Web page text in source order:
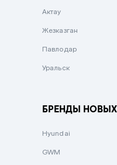
Зеленый
Актау
Жезказган
Павлодар
Уральск
БРЕНДЫ
Hyundai
GWM